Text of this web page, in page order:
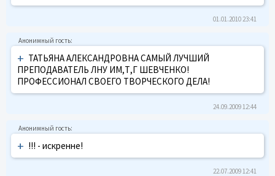
01.01.2010 23:41
+ ТАТЬЯНА АЛЕКСАНДРОВНА САМЫЙ ЛУЧШИЙ
ПРЕПОДАВАТЕЛЬ ЛНУ ИМ,Т,Г ШЕВЧЕНКО!
ПРОФЕССИОНАЛ СВОЕГО ТВОРЧЕСКОГО ДЕЛА!
24.09.2009 12:44
+ !!! - искренне!
22.07.2009 12:41